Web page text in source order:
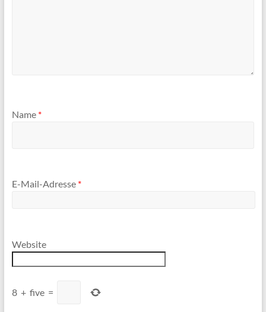
Name *
E-Mail-Adresse *
Website
8 + five =